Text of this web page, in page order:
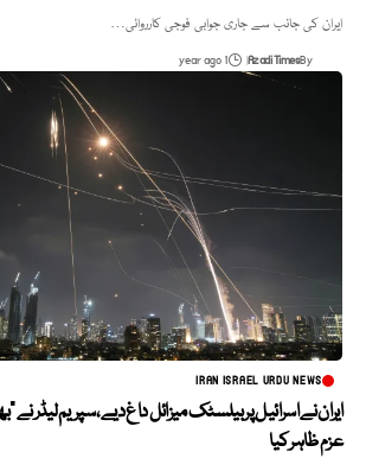
ایران کی جانب سے جاری جوابی فوجی کارروائی…
By
Azadi Times
1 year ago
IRAN ISRAEL URDU NEWS
ایران نے اسرائیل پر بیلسٹک میزائل داغ دیے، سپریم لیڈر نے
عزم ظاہر کیا